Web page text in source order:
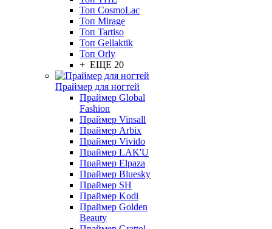
Топ CosmoLac
Топ Mirage
Топ Tartiso
Топ Gellaktik
Топ Orly
+ ЕЩЕ 20
Праймер для ногтей
Праймер Global
Fashion
Праймер Vinsall
Праймер Arbix
Праймер Vivido
Праймер LAK'U
Праймер Elpaza
Праймер Bluesky
Праймер SH
Праймер Kodi
Праймер Golden
Beauty